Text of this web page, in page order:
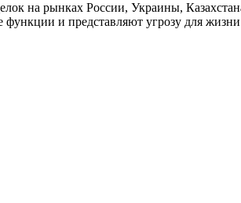
на рынках России, Украины,
функции и представляют угрозу для